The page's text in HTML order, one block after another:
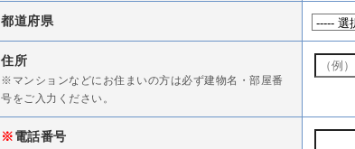
都道府県
住所
※マンションなどにお住まいの方は必ず建物名・部屋番
号をご入力ください。
※電話番号